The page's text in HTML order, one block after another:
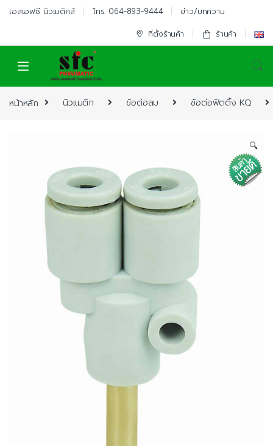
Skip to navigation
Skip to content
เอสเอฟซี นิวเมติคส์ โทร. 064-893-9444
ข่าว/บทความ
ที่ตั้งร้านค้า
ร้านค้า
หน้าหลัก นิวแมติก ข้อต่อลม ข้อต่อฟิตติ้ง KQ
🔍